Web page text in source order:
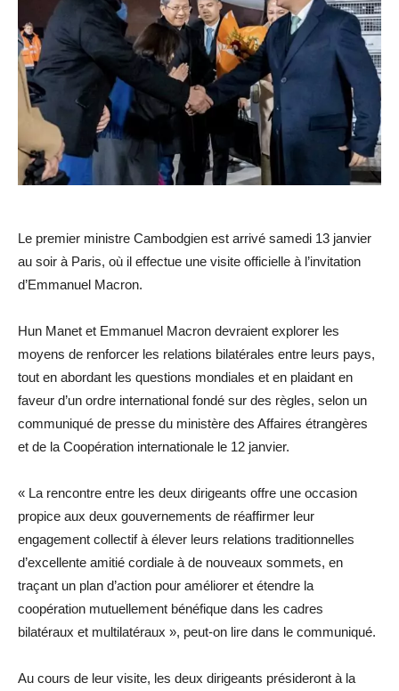
Le premier ministre Cambodgien est arrivé samedi 13 janvier
au soir à Paris, où il effectue une visite officielle à l’invitation
d’Emmanuel Macron.
Hun Manet et Emmanuel Macron devraient explorer les
moyens de renforcer les relations bilatérales entre leurs pays,
tout en abordant les questions mondiales et en plaidant en
faveur d’un ordre international fondé sur des règles, selon un
communiqué de presse du ministère des Affaires étrangères
et de la Coopération internationale le 12 janvier.
« La rencontre entre les deux dirigeants offre une occasion
propice aux deux gouvernements de réaffirmer leur
engagement collectif à élever leurs relations traditionnelles
d’excellente amitié cordiale à de nouveaux sommets, en
traçant un plan d’action pour améliorer et étendre la
coopération mutuellement bénéfique dans les cadres
bilatéraux et multilatéraux », peut-on lire dans le communiqué.
Au cours de leur visite, les deux dirigeants présideront à la